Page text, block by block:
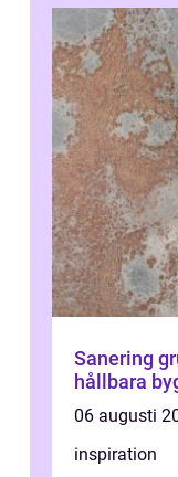
Sanering grunden för säkra och
hållbara
06 augusti
inspiration